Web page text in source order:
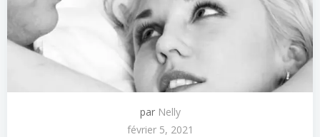
par Nelly
février 5, 2021